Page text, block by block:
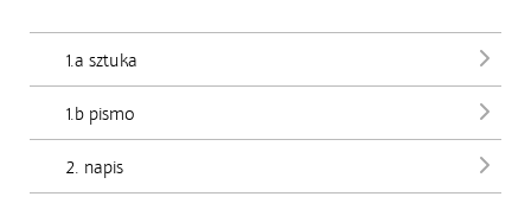
1.a sztuka
1.b pismo
2. napis